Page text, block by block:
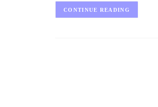
CONTINUE READING